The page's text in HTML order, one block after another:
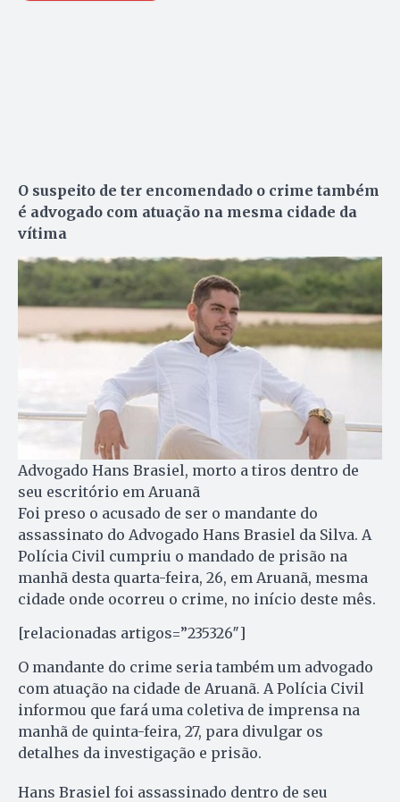
O suspeito de ter encomendado o crime também
é advogado com atuação na mesma cidade da
vítima
Advogado Hans Brasiel, morto a tiros dentro de
seu escritório em Aruanã
Foi preso o acusado de ser o mandante do
assassinato do Advogado Hans Brasiel da Silva. A
Polícia Civil cumpriu o mandado de prisão na
manhã desta quarta-feira, 26, em Aruanã, mesma
cidade onde ocorreu o crime, no início deste mês.
[relacionadas artigos=”235326″]
O mandante do crime seria também um advogado
com atuação na cidade de Aruanã. A Polícia Civil
informou que fará uma coletiva de imprensa na
manhã de quinta-feira, 27, para divulgar os
detalhes da investigação e prisão.
Hans Brasiel foi assassinado dentro de seu